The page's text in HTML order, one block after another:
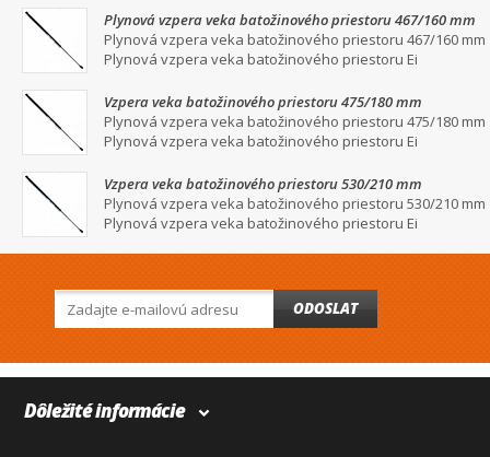
Plynová vzpera veka batožinového priestoru 467/160 mm
Plynová vzpera veka batožinového priestoru 467/160 mm
Plynová vzpera veka batožinového priestoru Ei
Vzpera veka batožinového priestoru 475/180 mm
Plynová vzpera veka batožinového priestoru 475/180 mm
Plynová vzpera veka batožinového priestoru Ei
Vzpera veka batožinového priestoru 530/210 mm
Plynová vzpera veka batožinového priestoru 530/210 mm
Plynová vzpera veka batožinového priestoru Ei
ODOSLAT
Dôležité informácie